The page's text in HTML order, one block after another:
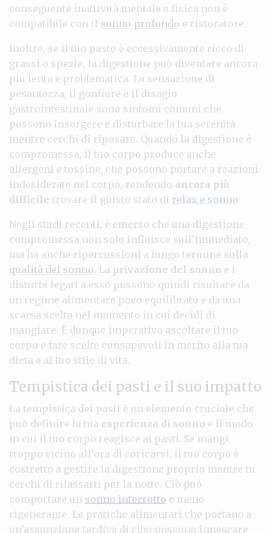
conseguente inattività mentale e fisica non è
compatibile con il sonno profondo e ristoratore.
Inoltre, se il tuo pasto è eccessivamente ricco di
grassi o spezie, la digestione può diventare ancora
più lenta e problematica. La sensazione di
pesantezza, il gonfiore e il disagio
gastrointestinale sono sintomi comuni che
possono insorgere e disturbare la tua serenità
mentre cerchi di riposare. Quando la digestione è
compromessa, il tuo corpo produce anche
allergeni e tossine, che possono portare a reazioni
indesiderate nel corpo, rendendo ancora più
difficile trovare il giusto stato di relax e sonno.
Negli studi recenti, è emerso che una digestione
compromessa non solo influisce sull’immediato,
ma ha anche ripercussioni a lungo termine sulla
qualità del sonno. La privazione del sonno e i
disturbi legati a esso possono quindi risultare da
un regime alimentare poco equilibrato e da una
scarsa scelta nel momento in cui decidi di
mangiare. È dunque imperativo ascoltare il tuo
corpo e fare scelte consapevoli in merito alla tua
dieta e al tuo stile di vita.
Tempistica dei pasti e il suo impatto
La tempistica dei pasti è un elemento cruciale che
può definire la tua esperienza di sonno e il modo
in cui il tuo corpo reagisce ai pasti. Se mangi
troppo vicino all’ora di coricarsi, il tuo corpo è
costretto a gestire la digestione proprio mentre tu
cerchi di rilassarti per la notte. Ciò può
comportare un sonno interrotto e meno
rigenerante. Le pratiche alimentari che portano a
un’assunzione tardiva di cibo possono innescare